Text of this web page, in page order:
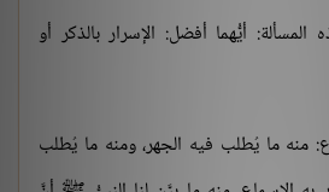
أيُّهما أفضل: الإسرار بالذكر أو
منه ما يُطلب فيه الجهر، ومنه ما يُطلب